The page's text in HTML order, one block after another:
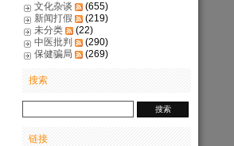
文化杂谈
(655)
新闻打假
(219)
未分类
(22)
中医批判
(290)
保健骗局
(269)
搜索
链接